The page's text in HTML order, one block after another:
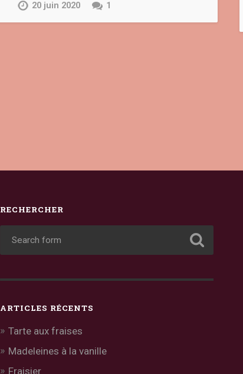
20 juin 2020 1
RECHERCHER
ARTICLES RÉCENTS
Tarte aux fraises
Madeleines à la vanille
Fraisier